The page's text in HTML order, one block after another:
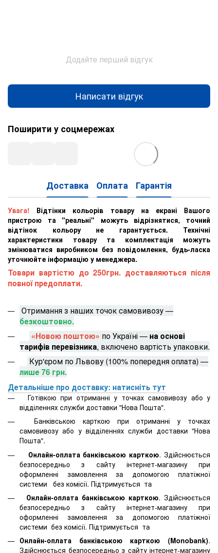
Додайте перший відгук
Написати відгук
Поширити у соцмережах
Доставка Оплата Гарантія
Увага! Відтінки кольорів товару на екрані Вашого
пристрою та "реальні" можуть відрізнятися, точний
відтінок кольору не гарантується. Технічні
характеристики товару та комплектація можуть
змінюватися виробником без повідомлення, будь-ласка
уточнюйте інформацію у менеджера.
Товари вартістю до 250грн. доставляються після
повної предоплати.
Отримання з наших точок самовивозу —
безкоштовно.
«Новою поштою» по Україні — на основі
тарифів перевізника, включено вартість упаковки.
Кур'єром по Львову (100% попередня оплата) —
лише 76 грн.
Детальніше про доставку: натисніть тут
Готівкою при отриманні у точках самовивозу або у
відділеннях служби доставки "Нова Пошта".
Банківською карткою при отриманні у точках
самовивозу або у відділеннях служби доставки "Нова
Пошта".
Онлайн-оплата банківською карткою. Здійснюється
безпосередньо з сайту інтернет-магазину при
оформленні замовлення за допомогою платіжної
системи
без комісії. Підтримується та
Онлайн-оплата банківською карткою. Здійснюється
безпосередньо з сайту інтернет-магазину при
оформленні замовлення за допомогою платіжної
системи без комісії. Підтримується та
Онлайн-оплата банківською карткою (Monobank).
Здійснюється безпосередньо з сайту інтернет-магазину